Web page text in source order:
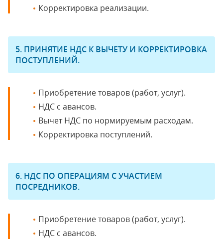
Корректировка реализации.
5. ПРИНЯТИЕ НДС К ВЫЧЕТУ И КОРРЕКТИРОВКА
ПОСТУПЛЕНИЙ.
Приобретение товаров (работ, услуг).
НДС с авансов.
Вычет НДС по нормируемым расходам.
Корректировка поступлений.
6. НДС ПО ОПЕРАЦИЯМ С УЧАСТИЕМ
ПОСРЕДНИКОВ.
Приобретение товаров (работ, услуг).
НДС с авансов.